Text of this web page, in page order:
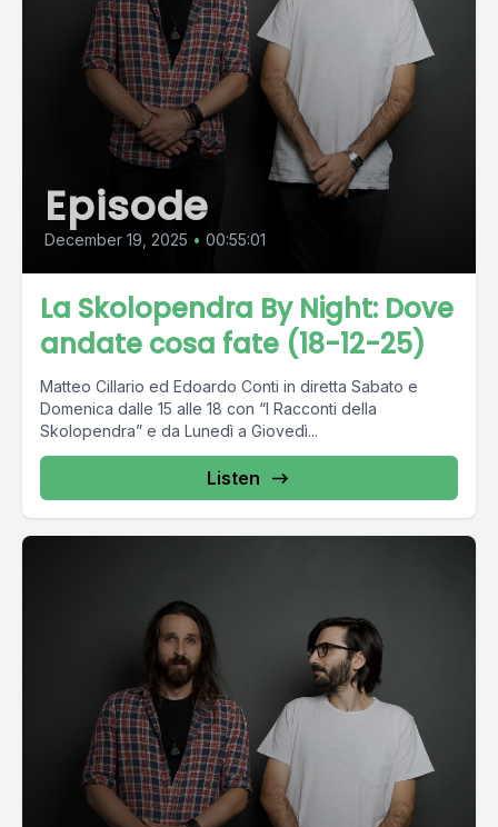
Episode
December 19, 2025 • 00:55:01
La Skolopendra By Night: Dove
andate cosa fate (18-12-25)
Matteo Cillario ed Edoardo Conti in diretta Sabato e
Domenica dalle 15 alle 18 con “I Racconti della
Skolopendra” e da Lunedì a Giovedì...
Listen